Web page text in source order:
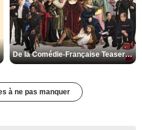
De la Comédie-Française Teaser VF
à ne pas manquer